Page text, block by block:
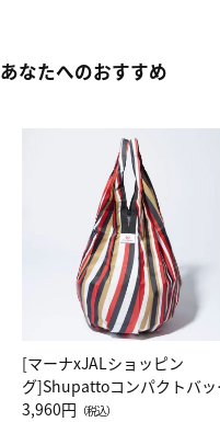
あなたへのおすすめ
[マーナxJALショッピン
グ]Shupattoコンパクトバッ
Drop JAL客室乗務員（LC）ス
3,960円 （税込）